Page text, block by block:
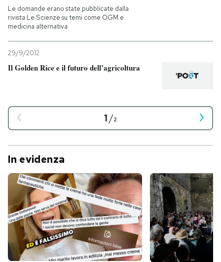
Le domande erano state pubblicate dalla
rivista Le Scienze su temi come OGM e
medicina alternativa
29/9/2012
Il Golden Rice e il futuro dell’agricoltura
1/2
In evidenza